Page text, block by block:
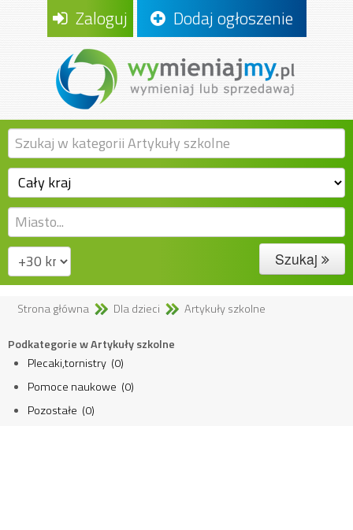
Zaloguj Dodaj ogłoszenie
Szukaj
Strona główna Dla dzieci Artykuły szkolne
Podkategorie w Artykuły szkolne
Plecaki,tornistry (0)
Pomoce naukowe (0)
Pozostałe (0)